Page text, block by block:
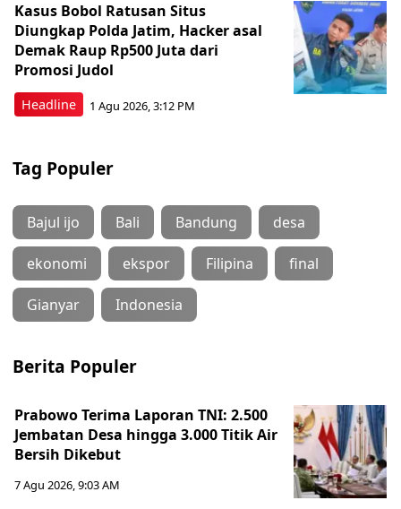
Headline
Kasus Bobol Ratusan Situs
Diungkap Polda Jatim, Hacker asal
Demak Raup Rp500 Juta dari
Promosi Judol
1 Agu 2026, 3:12 PM
Tag Populer
Bajul ijo Bali Bandung desa
ekonomi ekspor Filipina final
Gianyar Indonesia
Berita Populer
Prabowo Terima Laporan TNI: 2.500
Jembatan Desa hingga 3.000 Titik Air
Bersih Dikebut
7 Agu 2026, 9:03 AM